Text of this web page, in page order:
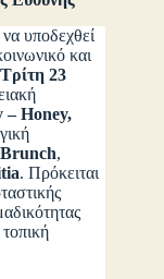
να υποδεχθεί
και
Τρίτη 23
– Honey,
,
. Πρόκειται